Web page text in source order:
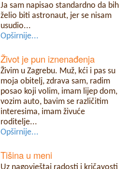
Ja sam napisao standardno da bih
želio biti astronaut, jer se nisam
usudio...
Opširnije...
Život je pun iznenađenja
Živim u Zagrebu. Muž, kći i pas su
moja obitelj, zdrava sam, radim
posao koji volim, imam lijep dom,
vozim auto, bavim se različitim
interesima, imam živuće
roditelje...
Opširnije...
Tišina u meni